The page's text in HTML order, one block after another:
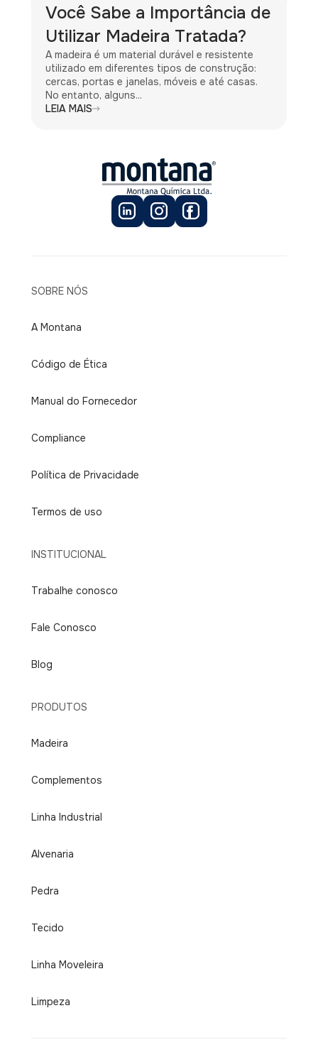
Você Sabe a Importância de
Utilizar Madeira Tratada?
A madeira é um material durável e resistente
utilizado em diferentes tipos de construção:
cercas, portas e janelas, móveis e até casas.
No entanto, alguns...
LEIA MAIS
SOBRE NÓS
A Montana
Código de Ética
Manual do Fornecedor
Compliance
Política de Privacidade
Termos de uso
INSTITUCIONAL
Trabalhe conosco
Fale Conosco
Blog
PRODUTOS
Madeira
Complementos
Linha Industrial
Alvenaria
Pedra
Tecido
Linha Moveleira
Limpeza